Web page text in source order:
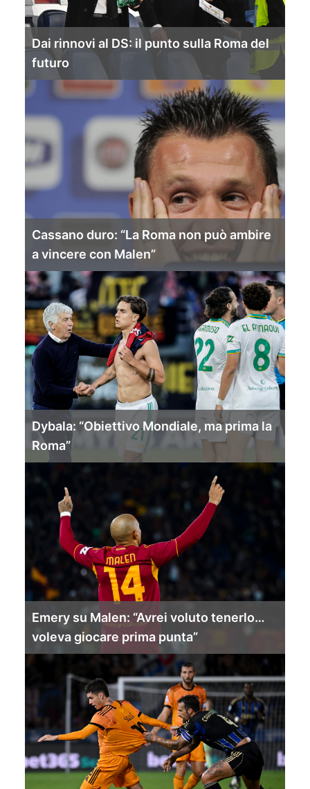
Dai rinnovi al DS: il punto sulla Roma del
futuro
Cassano duro: “La Roma non può ambire
a vincere con Malen”
Dybala: “Obiettivo Mondiale, ma prima la
Roma”
Emery su Malen: “Avrei voluto tenerlo…
voleva giocare prima punta”